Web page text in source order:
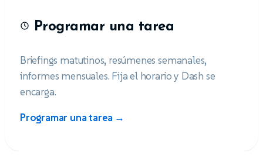
Programar una tarea
Briefings matutinos, resúmenes semanales,
informes mensuales. Fija el horario y Dash se
encarga.
Programar una tarea →